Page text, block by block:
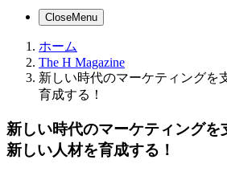
CloseMenu
ホーム
The H Magazine
新しい時代のマーケティング
育成する！
新しい時代のマーケティング
新しい人材を育成する！